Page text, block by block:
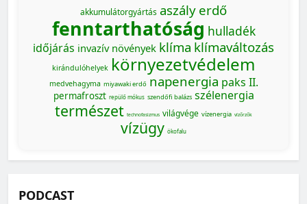
akkumulátorgyártás aszály erdő
fenntarthatóság hulladék
időjárás invazív növények klíma klímaváltozás
kirándulóhelyek környezetvédelem
medvehagyma miyawaki erdő napenergia paks II.
permafroszt repülő mókus szendőfi balázs szélenergia
természet technofasizmus világvége vízenergia vízőrzők
vízügy ökofalu
PODCAST